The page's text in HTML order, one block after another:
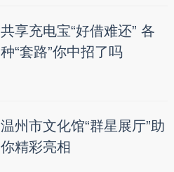
共享充电宝“好借难还” 各
种“套路”你中招了吗
温州市文化馆“群星展厅”助
你精彩亮相